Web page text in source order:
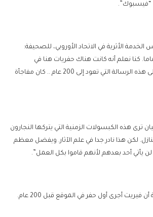
“فيسبوك”.
الخدمة الأثرية في الاتحاد الأوروبي، للصحيفة:
كنا نعلم أنه كانت هناك حفريات هنا في
الماضي، ولكن العثور على هذه الرسالة التي تعود إلى 200 عام .. كان مفاجأة
ترى هذه الكبسولات الزمنية التي يتركها النجارون
لكن هذا نادر جدا في علم الآثار. ويفضل معظم
لن يأتي أحد بعدهم لأنهم قاموا بكل العمل”.
فيريت أجرى أول حفر في الموقع قبل 200 عام.